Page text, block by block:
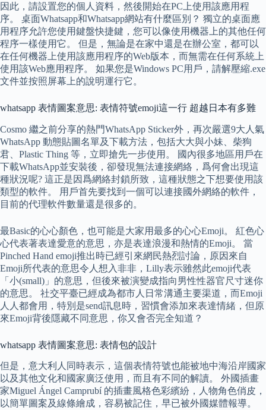
因此，請設置您的個人資料，然後開始在PC上使用該應用程
序。 桌面Whatsapp和Whatsapp網站有什麼區別？ 獨立的桌面應
用程序允許您使用鍵盤快捷鍵，您可以像使用機器上的其他任何
程序一樣使用它。 但是，無論是在家中還是在辦公室，都可以
在任何機器上使用該應用程序的Web版本，而無需在任何系統上
使用該Web應用程序。 如果您是Windows PC用戶，請解壓縮.exe
文件並按照屏幕上的說明運行它。
whatsapp 表情圖案意思: 表情符號emoji這一行 超越日本有多難
Cosmo 繼之前分享的熱門WhatsApp Sticker外，再次嚴選9大人氣
WhatsApp 動態貼圖名單及下載方法，包括大大與小妹、柴狗
君、Plastic Thing 等，立即搶先一步使用。 國內很多地區用戶在
下載WhatsApp並安裝後，卻發現無法連接網絡，爲何會出現這
種狀況呢? 這正是因爲網絡封鎖所致，這種狀態之下想要使用該
類型的軟件。 用戶首先要找到一個可以連接國外網絡的軟件，
目前的代理軟件數量還是很多的。
最Basic的心心顏色，也可能是大家用最多的心心Emoji。 紅色心
心代表著表達愛意的意思，亦是表達浪漫和熱情的Emoji。 當
Pinched Hand emoji推出時已經引來網民熱烈討論，原因來自
Emoji所代表的意思令人想入非非，Lilly表示雖然此emoji代表
「小(small)」的意思，但後來被演變成指向男性性器官尺寸迷你
的意思。 社交平臺已經成為都市人日常溝通主要渠道，而Emoji
人人都會用，特別是send訊息時，習慣會添加來表達情緒，但原
來Emoji背後隱藏不同意思，你又會否完全知道？
whatsapp 表情圖案意思: 表情包的設計
但是，意大利人同時表示，這個表情符號也能被地中海沿岸國家
以及其他文化和國家廣泛使用，而且有不同的解讀。 外國插畫
家Miguel Ángel Camprubí 的插畫風格色彩繽紛，人物角色俏皮，
以簡單圖案及線條繪成，容易被記住，早已被外國媒體報導。